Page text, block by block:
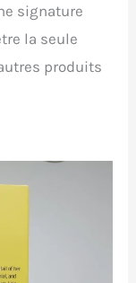
signature
la seule
produits